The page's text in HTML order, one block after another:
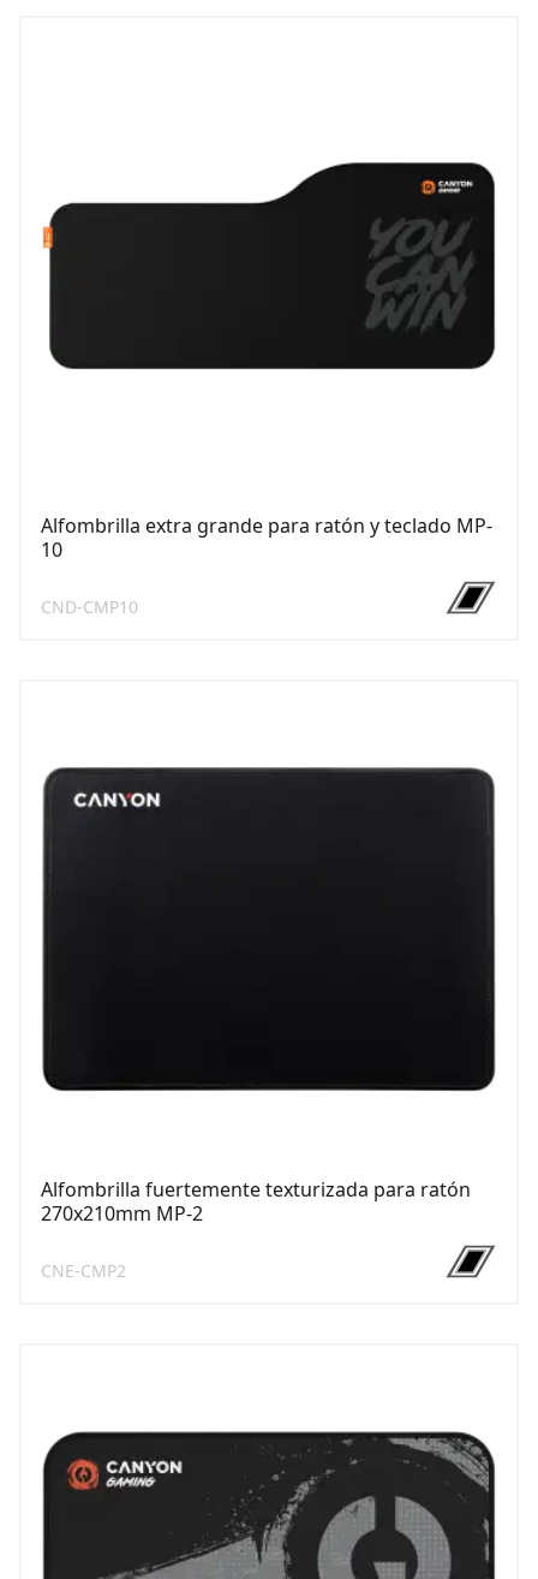
Alfombrilla extra grande para ratón y teclado MP-
10
CND-CMP10
Alfombrilla fuertemente texturizada para ratón
270x210mm MP-2
CNE-CMP2